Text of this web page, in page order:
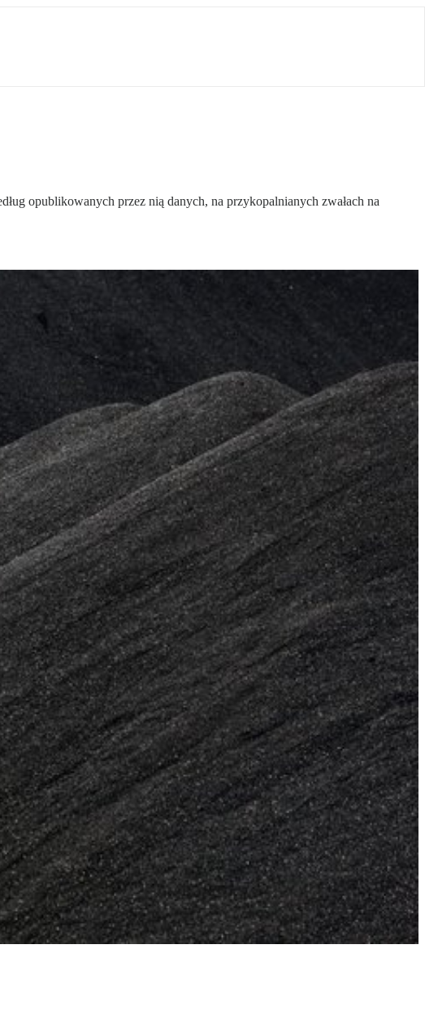
opublikowanych przez nią danych, na przykopalnianych zwałach na